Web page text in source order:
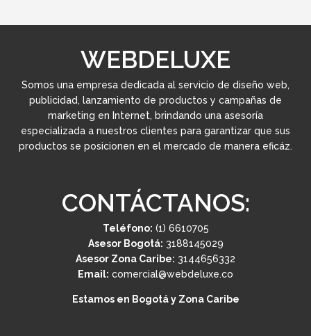
WEBDELUXE
Somos una empresa dedicada al servicio de diseño web,
publicidad, lanzamiento de productos y campañas de
marketing en Internet, brindando una asesoría
especializada a nuestros clientes para garantizar que sus
productos se posicionen en el mercado de manera eficáz.
CONTÁCTANOS:
Teléfono: (1) 6610705
Asesor Bogotá: 3188145029
Asesor Zona Caribe: 3144656332
Email: comercial@webdeluxe.co
Estamos en Bogotá y Zona Caribe